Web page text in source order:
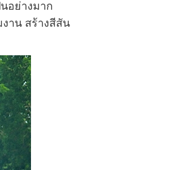
อย่างมาก
าน สร้างสีสัน